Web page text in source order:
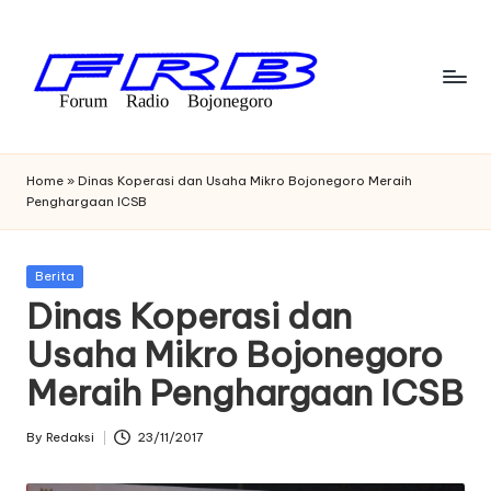
content
F
o
r
u
m
R
a
di
o
Bojonegoro
Home » Dinas Koperasi dan Usaha Mikro Bojonegoro Meraih
Penghargaan ICSB
Posted
Berita
Dinas Koperasi dan
Usaha Mikro Bojonegoro
Meraih Penghargaan ICSB
Posted
By Redaksi 23/11/2017